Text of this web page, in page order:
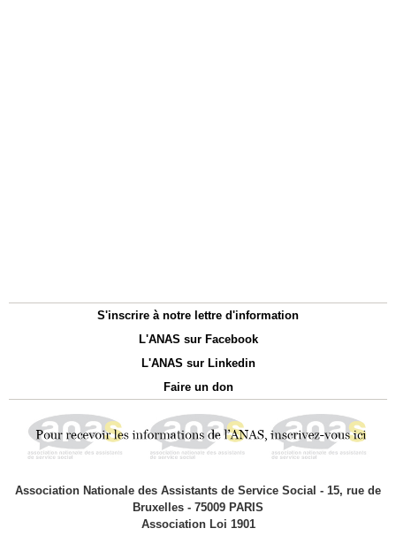
S'inscrire à notre lettre d'information
L'ANAS sur Facebook
L'ANAS sur Linkedin
Faire un don
Association Nationale des Assistants de Service Social - 15, rue de
Bruxelles - 75009 PARIS
Association Loi 1901